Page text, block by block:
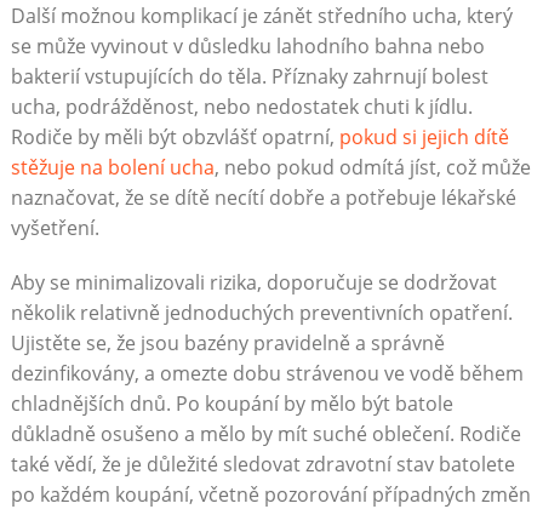
Další možnou komplikací je zánět středního ucha, který
se může vyvinout v důsledku lahodního bahna nebo
bakterií vstupujících do těla. Příznaky zahrnují bolest
ucha, podrážděnost, nebo nedostatek chuti k jídlu.
Rodiče by měli být obzvlášť opatrní, pokud si jejich dítě
stěžuje na bolení ucha, nebo pokud odmítá jíst, což může
naznačovat, že se dítě necítí dobře a potřebuje lékařské
vyšetření.
Aby se minimalizovali rizika, doporučuje se dodržovat
několik relativně jednoduchých preventivních opatření.
Ujistěte se, že jsou bazény pravidelně a správně
dezinfikovány, a omezte dobu strávenou ve vodě během
chladnějších dnů. Po koupání by mělo být batole
důkladně osušeno a mělo by mít suché oblečení. Rodiče
také vědí, že je důležité sledovat zdravotní stav batolete
po každém koupání, včetně pozorování případných změn